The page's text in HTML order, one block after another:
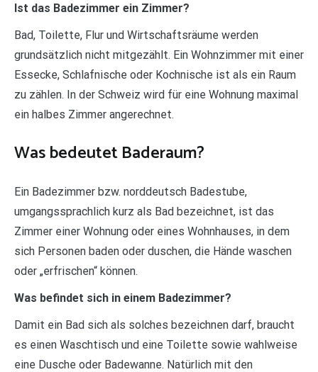
Ist das Badezimmer ein Zimmer?
Bad, Toilette, Flur und Wirtschaftsräume werden
grundsätzlich nicht mitgezählt. Ein Wohnzimmer mit einer
Essecke, Schlafnische oder Kochnische ist als ein Raum
zu zählen. In der Schweiz wird für eine Wohnung maximal
ein halbes Zimmer angerechnet.
Was bedeutet Baderaum?
Ein Badezimmer bzw. norddeutsch Badestube,
umgangssprachlich kurz als Bad bezeichnet, ist das
Zimmer einer Wohnung oder eines Wohnhauses, in dem
sich Personen baden oder duschen, die Hände waschen
oder „erfrischen“ können.
Was befindet sich in einem Badezimmer?
Damit ein Bad sich als solches bezeichnen darf, braucht
es einen Waschtisch und eine Toilette sowie wahlweise
eine Dusche oder Badewanne. Natürlich mit den